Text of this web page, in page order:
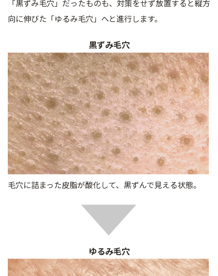
「黒ずみ毛穴」だったものも、対策をせず放置すると縦方
向に伸びた「ゆるみ毛穴」へと進行します。
黒ずみ毛穴
毛穴に詰まった皮脂が酸化して、黒ずんで見える状態。
ゆるみ毛穴